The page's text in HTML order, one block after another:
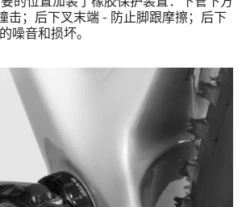
击；后下叉末端 - 防止脚跟摩擦；后下
噪音和损坏。